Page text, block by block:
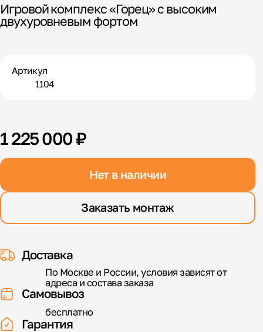
Игровой комплекс «Горец» с высоким
двухуровневым фортом
Артикул
1104
1 225 000 ₽
Нет в наличии
Заказать монтаж
Доставка
По Москве и России, условия зависят от
адреса и состава заказа
Самовывоз
бесплатно
Гарантия